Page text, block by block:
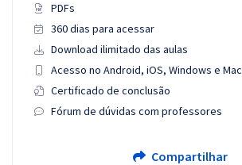
PDFs
360 dias para acessar
Download ilimitado das aulas
Acesso no Android, iOS, Windows e Mac
Certificado de conclusão
Fórum de dúvidas com professores
Compartilhar